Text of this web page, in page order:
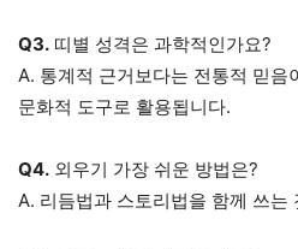
Q3. 띠별 성격은 과학적인가요?
A. 통계적 근거보다는 전통적 믿음
문화적 도구로 활용됩니다.
Q4. 외우기 가장 쉬운 방법은?
A. 리듬법과 스토리법을 함께 쓰는